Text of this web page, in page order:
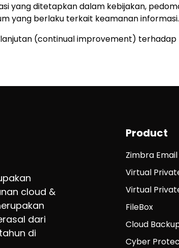
yang ditetapkan dalam kebijakan,
yang berlaku terkait keamanan informasi.
(continual improvement)
cloud &
dari
di
Product
Zimbra
Virtual
Virtual
FileBox
Cloud
Cyber